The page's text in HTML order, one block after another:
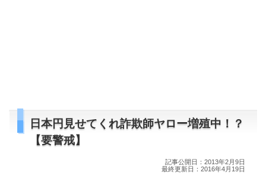
日本円見せてくれ詐欺師ヤロー増殖中！？
【要警戒】
記事公開日：2013年2月9日
最終更新日：2016年4月19日